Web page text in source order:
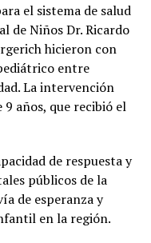
el sistema de salud
de Niños Dr. Ricardo
hicieron con
entre
La intervención
años, que recibió el
de respuesta y
públicos de la
de esperanza y
en la región.